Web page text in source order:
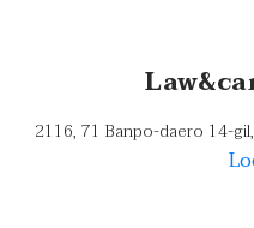
2116, 71 Banpo-daero 14-